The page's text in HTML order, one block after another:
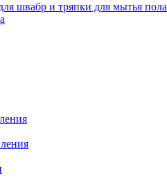
швабр и тряпки для мытья пола